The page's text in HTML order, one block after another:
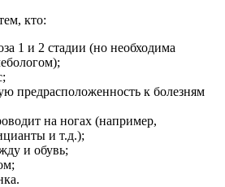
кто:
1 и 2 стадии (но необходима
предрасположенность к болезням
на ногах (например,
и т.д.);
и обувь;